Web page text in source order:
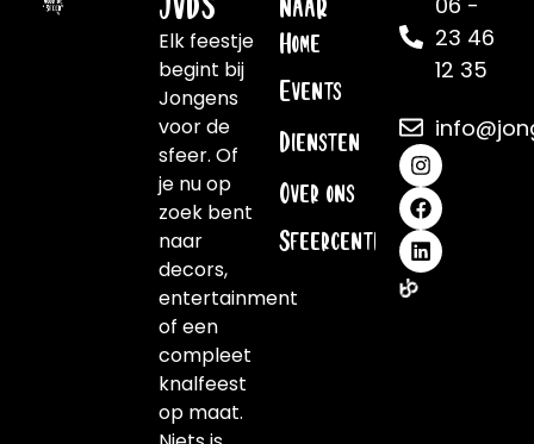
JVDS
Elk feestje
begint bij
Jongens
voor de
sfeer. Of
je nu op
zoek bent
naar
decors,
entertainment
of een
compleet
knalfeest
op maat.
naar
Home
Events
Diensten
Over ons
Sfeercentrale
23 46
12 35